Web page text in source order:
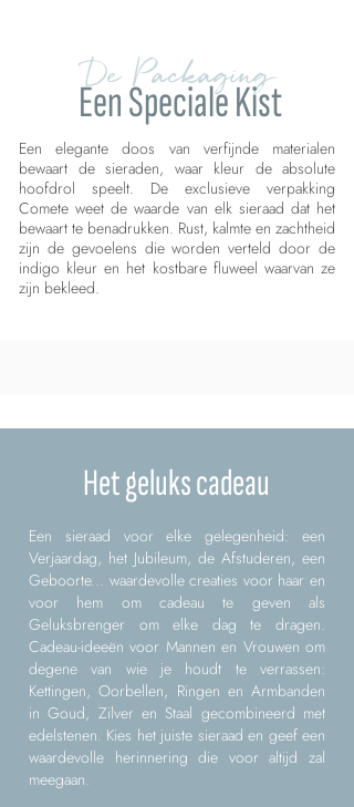
De Packaging
Een Speciale Kist
Een elegante doos van verfijnde materialen
bewaart de sieraden, waar kleur de absolute
hoofdrol speelt. De exclusieve verpakking
Comete weet de waarde van elk sieraad dat het
bewaart te benadrukken. Rust, kalmte en zachtheid
zijn de gevoelens die worden verteld door de
indigo kleur en het kostbare fluweel waarvan ze
zijn bekleed.
Het geluks cadeau
Een sieraad voor elke gelegenheid: een
Verjaardag, het Jubileum, de Afstuderen, een
Geboorte... waardevolle creaties voor haar en
voor hem om cadeau te geven als
Geluksbrenger om elke dag te dragen.
Cadeau-ideeën voor Mannen en Vrouwen om
degene van wie je houdt te verrassen:
Kettingen, Oorbellen, Ringen en Armbanden
in Goud, Zilver en Staal gecombineerd met
edelstenen. Kies het juiste sieraad en geef een
waardevolle herinnering die voor altijd zal
meegaan.